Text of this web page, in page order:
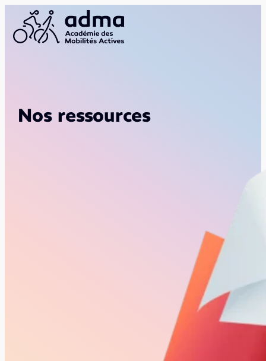
Nos ressources